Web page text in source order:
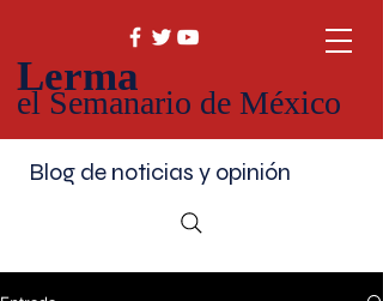
Lerma
el Semanario de México
Blog de noticias y opinión